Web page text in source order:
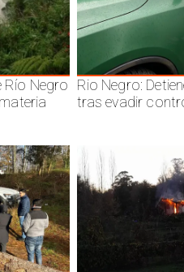
Negro
Rio Negro:
tras evadir